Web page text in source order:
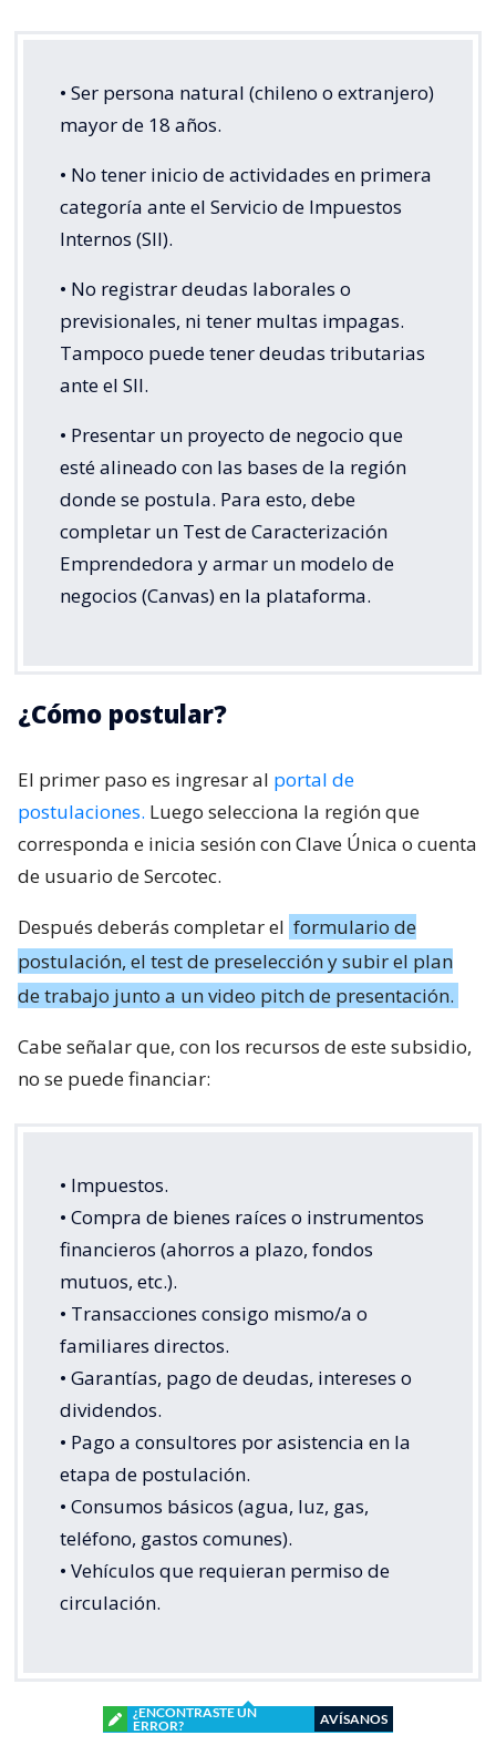
• Ser persona natural (chileno o extranjero)
mayor de 18 años.
• No tener inicio de actividades en primera
categoría ante el Servicio de Impuestos
Internos (SII).
• No registrar deudas laborales o
previsionales, ni tener multas impagas.
Tampoco puede tener deudas tributarias
ante el SII.
• Presentar un proyecto de negocio que
esté alineado con las bases de la región
donde se postula. Para esto, debe
completar un Test de Caracterización
Emprendedora y armar un modelo de
negocios (Canvas) en la plataforma.
¿Cómo postular?
El primer paso es ingresar al portal de
postulaciones. Luego selecciona la región que
corresponda e inicia sesión con Clave Única o cuenta
de usuario de Sercotec.
Después deberás completar el formulario de
postulación, el test de preselección y subir el plan
de trabajo junto a un video pitch de presentación.
Cabe señalar que, con los recursos de este subsidio,
no se puede financiar:
• Impuestos.
• Compra de bienes raíces o instrumentos
financieros (ahorros a plazo, fondos
mutuos, etc.).
• Transacciones consigo mismo/a o
familiares directos.
• Garantías, pago de deudas, intereses o
dividendos.
• Pago a consultores por asistencia en la
etapa de postulación.
• Consumos básicos (agua, luz, gas,
teléfono, gastos comunes).
• Vehículos que requieran permiso de
circulación.
¿ENCONTRASTE UN
ERROR?
AVÍSANOS